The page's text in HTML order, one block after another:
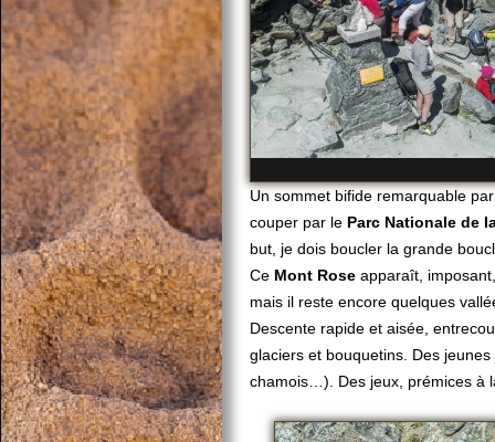
Un sommet bifide remarquable
couper par le Parc Nationale de
but, je dois boucler la grande
Ce Mont Rose apparaît,
mais il reste encore quelques
Descente rapide et aisée,
glaciers et bouquetins. Des
chamois…). Des jeux, prémices à